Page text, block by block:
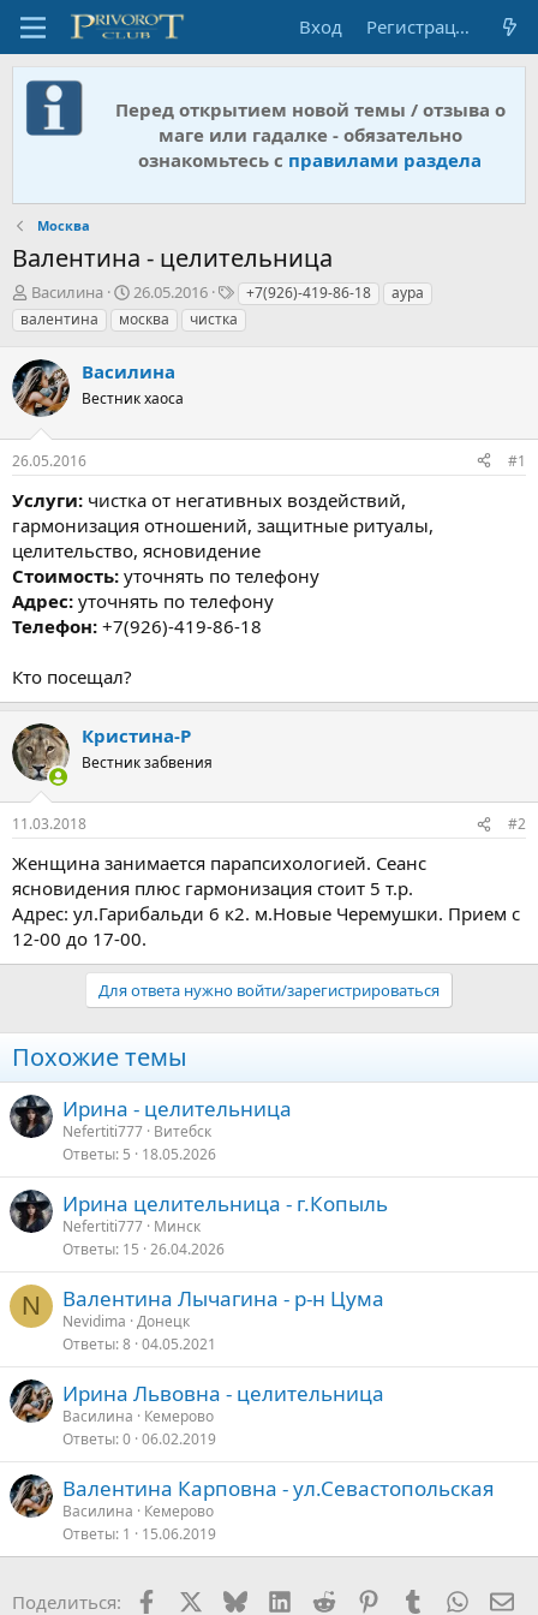
Вход Регистрация
Перед открытием новой темы / отзыва о
маге или гадалке - обязательно
ознакомьтесь с правилами раздела
Москва
Валентина - целительница
А
в
т
о
р
т
е
м
ы
Василина
Д
а
т
н
а
а
26.05.2016
Т
е
г
+7(926)-419-86-18
аура
валентина
москва чистка
Василина
Вестник хаоса
26.05.2016 #1
Услуги: чистка от негативных воздействий,
гармонизация отношений, защитные ритуалы,
целительство, ясновидение
Стоимость: уточнять по телефону
Адрес: уточнять по телефону
Телефон: +7(926)-419-86-18
Кто посещал?
Кристина-Р
Вестник забвения
11.03.2018 #2
Женщина занимается парапсихологией. Сеанс
ясновидения плюс гармонизация стоит 5 т.р.
Адрес: ул.Гарибальди 6 к2. м.Новые Черемушки. Прием с
12-00 до 17-00.
Для ответа нужно войти/зарегистрироваться
Похожие темы
Ирина - целительница
Nefertiti777 Витебск
Ответы 5 18.05.2026
Ирина целительница - г.Копыль
Nefertiti777 Минск
Ответы 15 26.04.2026
N Валентина Лычагина - р-н Цума
Nevidima Донецк
Ответы 8 04.05.2021
Ирина Львовна - целительница
Василина
Кемерово
Ответы 0 06.02.2019
Валентина Карповна - ул.Севастопольская
Василина
Кемерово
Ответы 1 15.06.2019
Поделиться: Facebook BlueskyLinkedIn
Reddit PinterestTumblr